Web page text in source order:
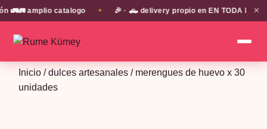
amplio catalogo ✦ 🎉 · 🛻 delivery propio en EN TODA LA ✕
Inicio /dulces artesanales / merengues de huevo x 30
unidades